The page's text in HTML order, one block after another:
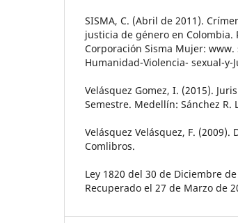
SISMA, C. (Abril de 2011).
justicia de género en Colombia.
Corporación Sisma Mujer:
Humanidad-Violencia- sexual-y-
Velásquez Gomez, I. (2015).
Semestre. Medellín: Sánchez R.
Velásquez Velásquez, F.
Comlibros.
Ley 1820 del 30 de Diciembre
Recuperado el 27 de Marzo de